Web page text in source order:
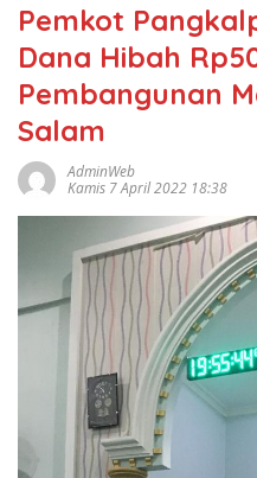
Pemkot
Dana Hibah
Pembangunan
Salam
AdminWeb
Kamis 7 April 2022 18:38